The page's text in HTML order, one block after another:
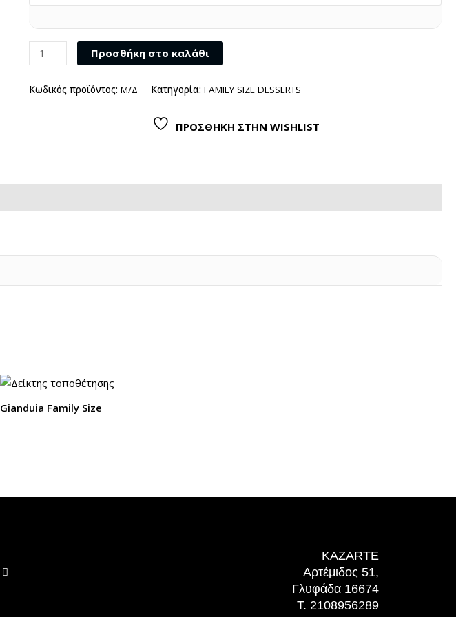
Προσθήκη στο καλάθι
Κωδικός προϊόντος:Μ/Δ Κατηγορία:FAMILY SIZE DESSERTS
ΠΡΟΣΘΗΚΗ ΣΤΗΝ WISHLIST
Gianduia Family Size
I
n
KAZARTE
Αρτέμιδος 51,
Γλυφάδα 16674
T. 2108956289